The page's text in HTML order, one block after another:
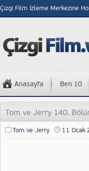
Çizgi Film İzleme Merkezine
Anasayfa Ben 10
Tom ve Jerry 11 Ocak